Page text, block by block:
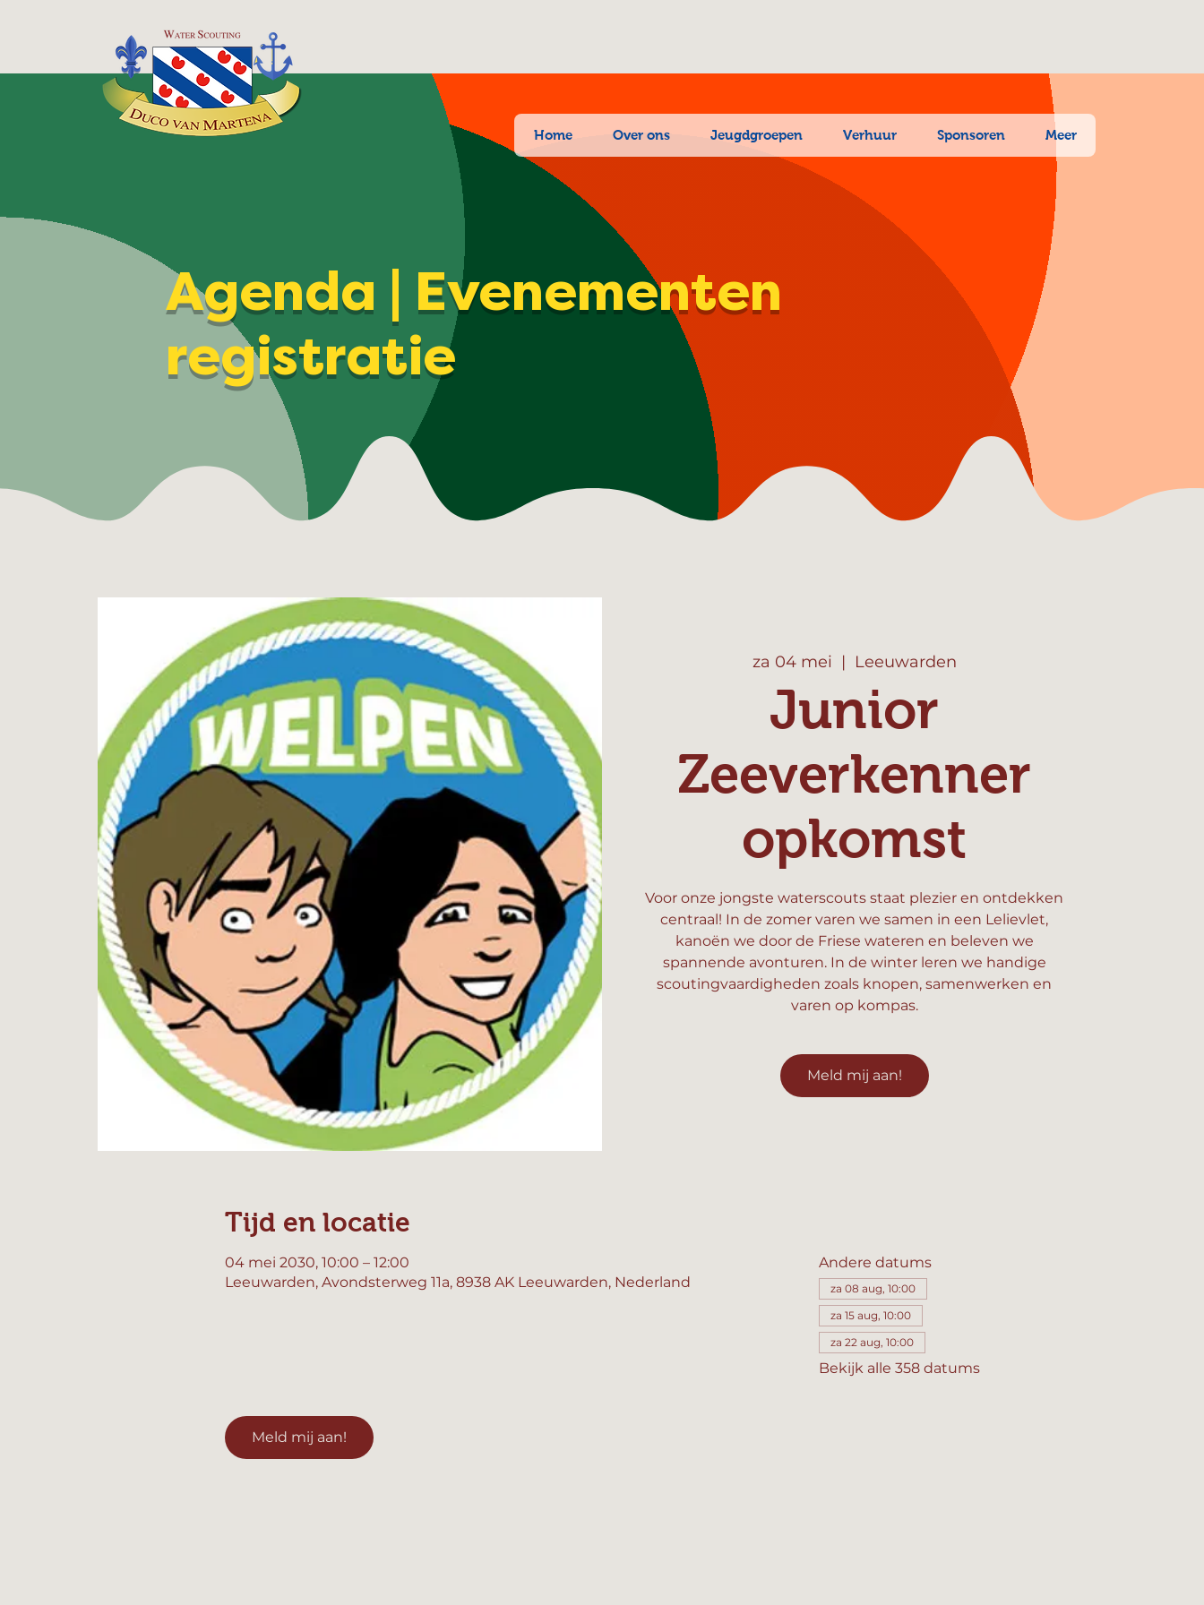
Home Over ons Jeugdgroepen Verhuur Sponsoren Meer
Agenda | Evenementen
registratie
za 04 mei
  |
Leeuwarden
Junior
Zeeverkenner
opkomst
Voor onze jongste waterscouts staat plezier en ontdekken
centraal! In de zomer varen we samen in een Lelievlet,
kanoën we door de Friese wateren en beleven we
spannende avonturen. In de winter leren we handige
scoutingvaardigheden zoals knopen, samenwerken en
varen op kompas.
Meld mij aan!
Tijd en locatie
04 mei 2030, 10:00 – 12:00
Leeuwarden, Avondsterweg 11a, 8938 AK Leeuwarden, Nederland
Andere datums
za 08 aug, 10:00
za 15 aug, 10:00
za 22 aug, 10:00
Bekijk alle 358 datums
Meld mij aan!